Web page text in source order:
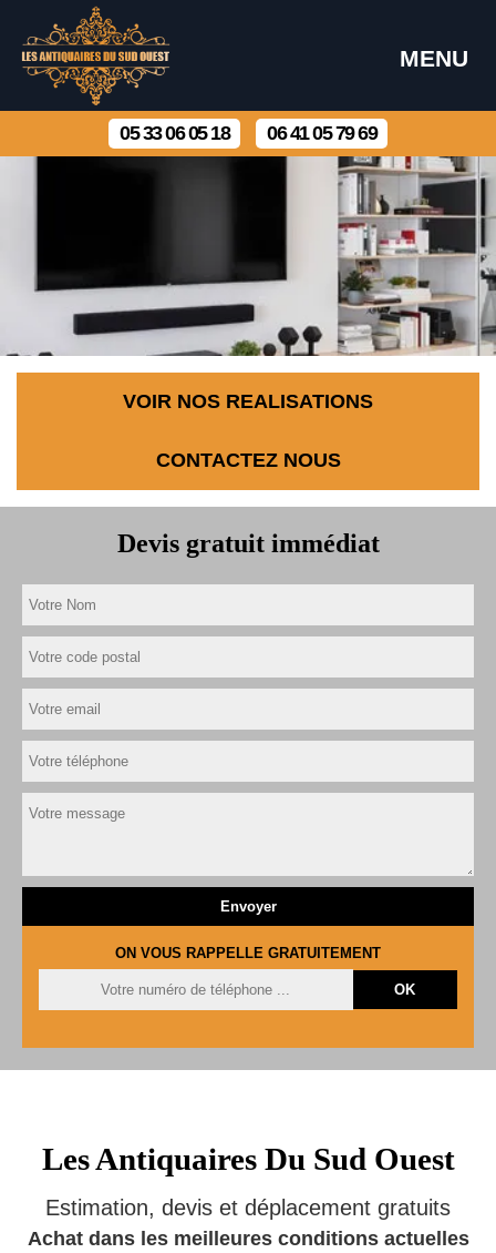
MENU
05 33 06 05 18 06 41 05 79 69
VOIR NOS REALISATIONS
CONTACTEZ NOUS
Devis gratuit immédiat
ON VOUS RAPPELLE GRATUITEMENT
Les Antiquaires Du Sud Ouest
Estimation, devis et déplacement gratuits
Achat dans les meilleures conditions actuelles